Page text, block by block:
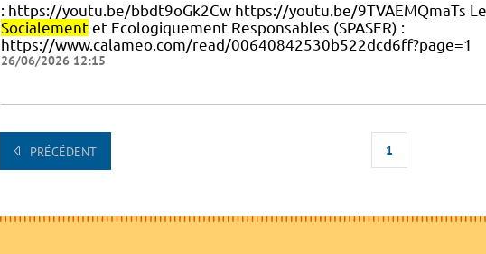
: https://youtu.be/bbdt9oGk2Cw https://youtu.be/9TVAEMQmaTs
Socialementet Ecologiquement Responsables (SPASER) :
https://www.calameo.com/read/00640842530b522dcd6ff?page=1
26/06/2026 12:15
PRÉCÉDENT 1